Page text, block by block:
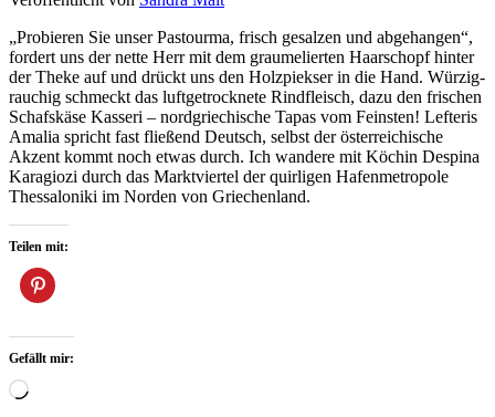
„Probieren Sie unser Pastourma, frisch gesalzen und abgehangen“,
fordert uns der nette Herr mit dem graumelierten Haarschopf hinter
der Theke auf und drückt uns den Holzpiekser in die Hand. Würzig-
rauchig schmeckt das luftgetrocknete Rindfleisch, dazu den frischen
Schafskäse Kasseri – nordgriechische Tapas vom Feinsten! Lefteris
Amalia spricht fast fließend Deutsch, selbst der österreichische
Akzent kommt noch etwas durch. Ich wandere mit Köchin Despina
Karagiozi durch das Marktviertel der quirligen Hafenmetropole
Thessaloniki im Norden von Griechenland.
Teilen mit:
Gefällt mir:
Wird